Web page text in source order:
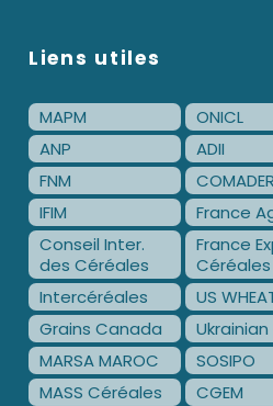
Liens utiles
MAPM
ONICL
ANP
ADII
FNM
COMADER
IFIM
France
Conseil Inter.
des Céréales
France
Céréales
Intercéréales
US
Grains Canada
Ukrainian
MARSA MAROC
SOSIPO
MASS Céréales
CGEM